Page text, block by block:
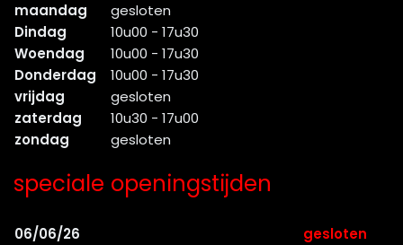
maandag
gesloten
Dindag
10u00 - 17u30
Woendag
10u00 - 17u30
Donderdag
10u00 - 17u30
vrijdag
gesloten
zaterdag
10u30 - 17u00
zondag
gesloten
speciale openingstijden
06/06/26
gesloten